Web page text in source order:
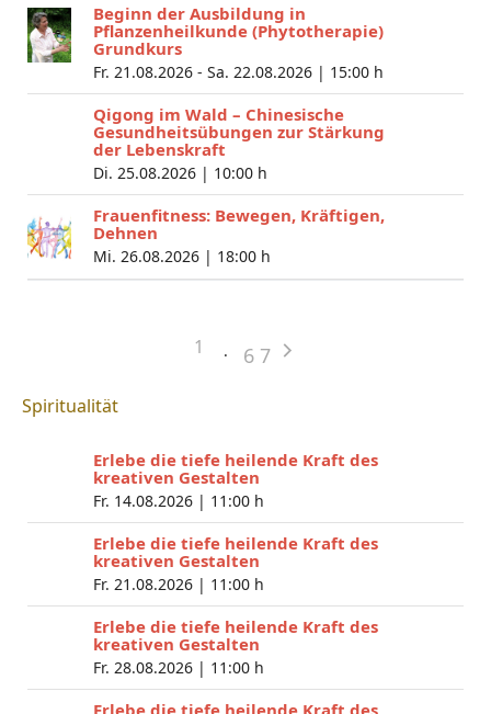
Beginn der Ausbildung in
Pflanzenheilkunde (Phytotherapie)
Grundkurs
Fr. 21.08.2026 - Sa. 22.08.2026 | 15:00 h
Qigong im Wald – Chinesische
Gesundheitsübungen zur Stärkung
der Lebenskraft
Di. 25.08.2026 | 10:00 h
Frauenfitness: Bewegen, Kräftigen,
Dehnen
Mi. 26.08.2026 | 18:00 h
1 6 7
Spiritualität
Erlebe die tiefe heilende Kraft des
kreativen Gestalten
Fr. 14.08.2026 | 11:00 h
Erlebe die tiefe heilende Kraft des
kreativen Gestalten
Fr. 21.08.2026 | 11:00 h
Erlebe die tiefe heilende Kraft des
kreativen Gestalten
Fr. 28.08.2026 | 11:00 h
Erlebe die tiefe heilende Kraft des